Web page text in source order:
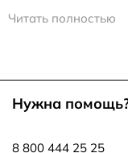
мальчиков,
специальное
ребенка. В
Читать полностью
Нужна
8 800 444 25 25